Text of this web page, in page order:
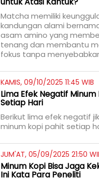
Matcha memiliki
kandungan alami
asam amino yang
tenang dan membantu
fokus tanpa
KAMIS, 09/10/2025 11:45 WIB
Lima Efek Negatif Minum
Setiap Hari
Berikut lima efek negatif
minum kopi pahit setiap
JUM'AT, 05/09/2025 21:50
Minum Kopi Bisa Jaga
Ini Kata Para Peneliti